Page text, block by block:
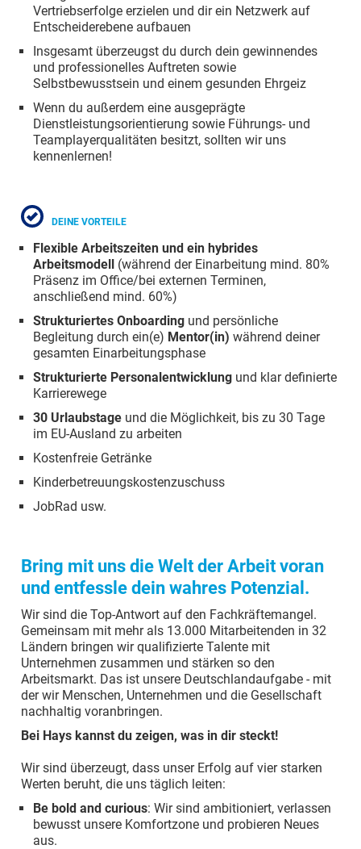
Vertriebserfolge erzielen und dir ein Netzwerk auf
Entscheiderebene aufbauen
Insgesamt überzeugst du durch dein gewinnendes
und professionelles Auftreten sowie
Selbstbewusstsein und einem gesunden Ehrgeiz
Wenn du außerdem eine ausgeprägte
Dienstleistungsorientierung sowie Führungs- und
Teamplayerqualitäten besitzt, sollten wir uns
kennenlernen!
DEINE VORTEILE
Flexible Arbeitszeiten und ein hybrides
Arbeitsmodell (während der Einarbeitung mind. 80%
Präsenz im Office/bei externen Terminen,
anschließend mind. 60%)
Strukturiertes Onboarding und persönliche
Begleitung durch ein(e) Mentor(in) während deiner
gesamten Einarbeitungsphase
Strukturierte Personalentwicklung und klar definierte
Karrierewege
30 Urlaubstage und die Möglichkeit, bis zu 30 Tage
im EU-Ausland zu arbeiten
Kostenfreie Getränke
Kinderbetreuungskostenzuschuss
JobRad usw.
Bring mit uns die Welt der Arbeit voran
und entfessle dein wahres Potenzial.
Wir sind die Top-Antwort auf den Fachkräftemangel.
Gemeinsam mit mehr als 13.000 Mitarbeitenden in 32
Ländern bringen wir qualifizierte Talente mit
Unternehmen zusammen und stärken so den
Arbeitsmarkt. Das ist unsere Deutschlandaufgabe - mit
der wir Menschen, Unternehmen und die Gesellschaft
nachhaltig voranbringen.
Bei Hays kannst du zeigen, was in dir steckt!
Wir sind überzeugt, dass unser Erfolg auf vier starken
Werten beruht, die uns täglich leiten:
Be bold and curious: Wir sind ambitioniert, verlassen
bewusst unsere Komfortzone und probieren Neues
aus.